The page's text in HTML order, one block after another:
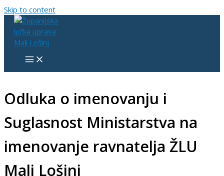
Skip to content
Odluka o imenovanju i
Suglasnost Ministarstva na
imenovanje ravnatelja ŽLU
Mali Lošinj